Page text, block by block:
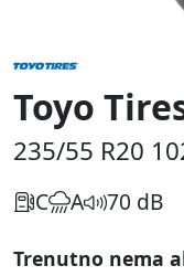
Toyo
235/55 R20
C A 70 dB
Trenutno nema